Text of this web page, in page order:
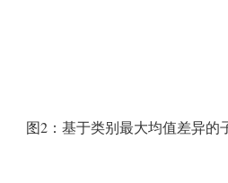
图2：基于类别最大均值差异的